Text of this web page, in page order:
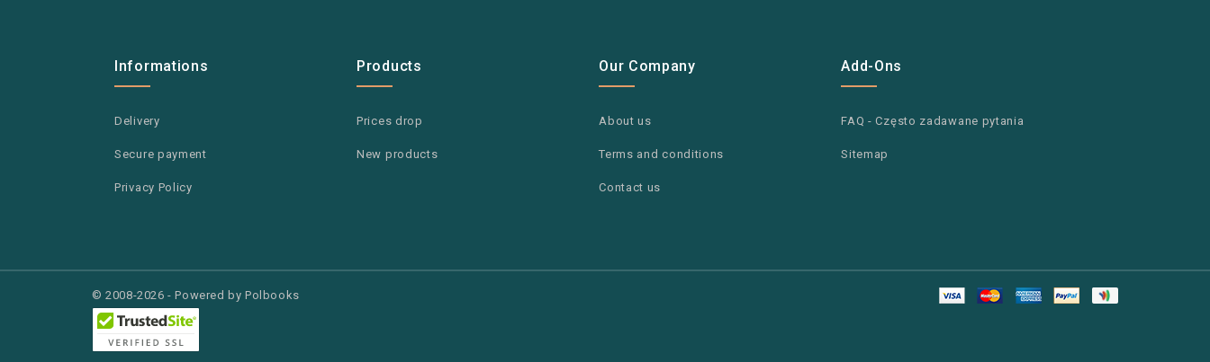
Informations
Delivery
Secure payment
Privacy Policy
Products
Prices drop
New products
Our Company
About us
Terms and conditions
Contact us
Add-Ons
FAQ - Często zadawane pytania
Sitemap
© 2008-2026 - Powered by Polbooks